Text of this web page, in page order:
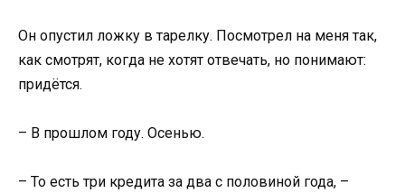
Он опустил ложку в тарелку. Посмотрел на меня так,
как смотрят, когда не хотят отвечать, но понимают:
придётся.
– В прошлом году. Осенью.
– То есть три кредита за два с половиной года, –